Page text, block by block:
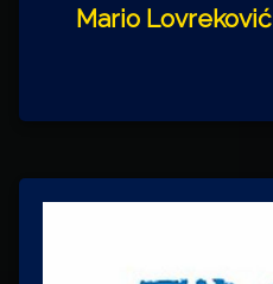
Mario Lovreković